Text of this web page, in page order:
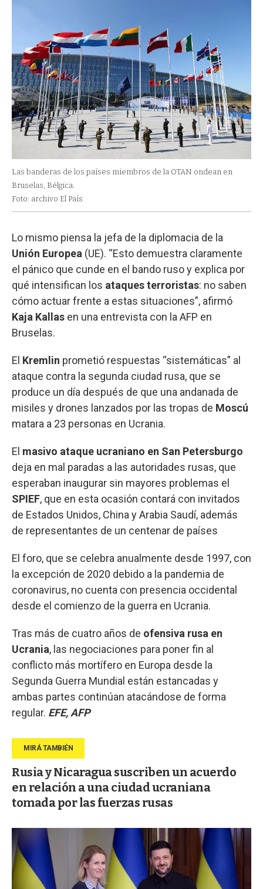
Las banderas de los países miembros de la OTAN ondean en
Bruselas, Bélgica.
Foto: archivo El País
Lo mismo piensa la jefa de la diplomacia de la
Unión Europea (UE). “Esto demuestra claramente
el pánico que cunde en el bando ruso y explica por
qué intensifican los ataques terroristas: no saben
cómo actuar frente a estas situaciones”, afirmó
Kaja Kallas en una entrevista con la AFP en
Bruselas.
El Kremlin prometió respuestas “sistemáticas” al
ataque contra la segunda ciudad rusa, que se
produce un día después de que una andanada de
misiles y drones lanzados por las tropas de Moscú
matara a 23 personas en Ucrania.
El masivo ataque ucraniano en San Petersburgo
deja en mal paradas a las autoridades rusas, que
esperaban inaugurar sin mayores problemas el
SPIEF, que en esta ocasión contará con invitados
de Estados Unidos, China y Arabia Saudí, además
de representantes de un centenar de países
El foro, que se celebra anualmente desde 1997, con
la excepción de 2020 debido a la pandemia de
coronavirus, no cuenta con presencia occidental
desde el comienzo de la guerra en Ucrania.
Tras más de cuatro años de ofensiva rusa en
Ucrania, las negociaciones para poner fin al
conflicto más mortífero en Europa desde la
Segunda Guerra Mundial están estancadas y
ambas partes continúan atacándose de forma
regular. EFE, AFP
Rusia y Nicaragua suscriben un acuerdo
en relación a una ciudad ucraniana
tomada por las fuerzas rusas